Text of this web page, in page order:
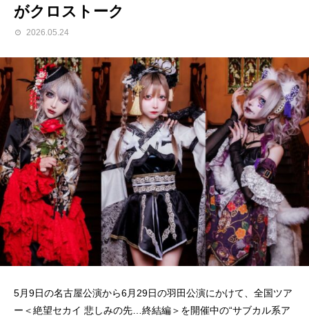
がクロストーク
2026.05.24
5月9日の名古屋公演から6月29日の羽田公演にかけて、全国ツア
ー＜絶望セカイ 悲しみの先…終結編＞を開催中の“サブカル系ア